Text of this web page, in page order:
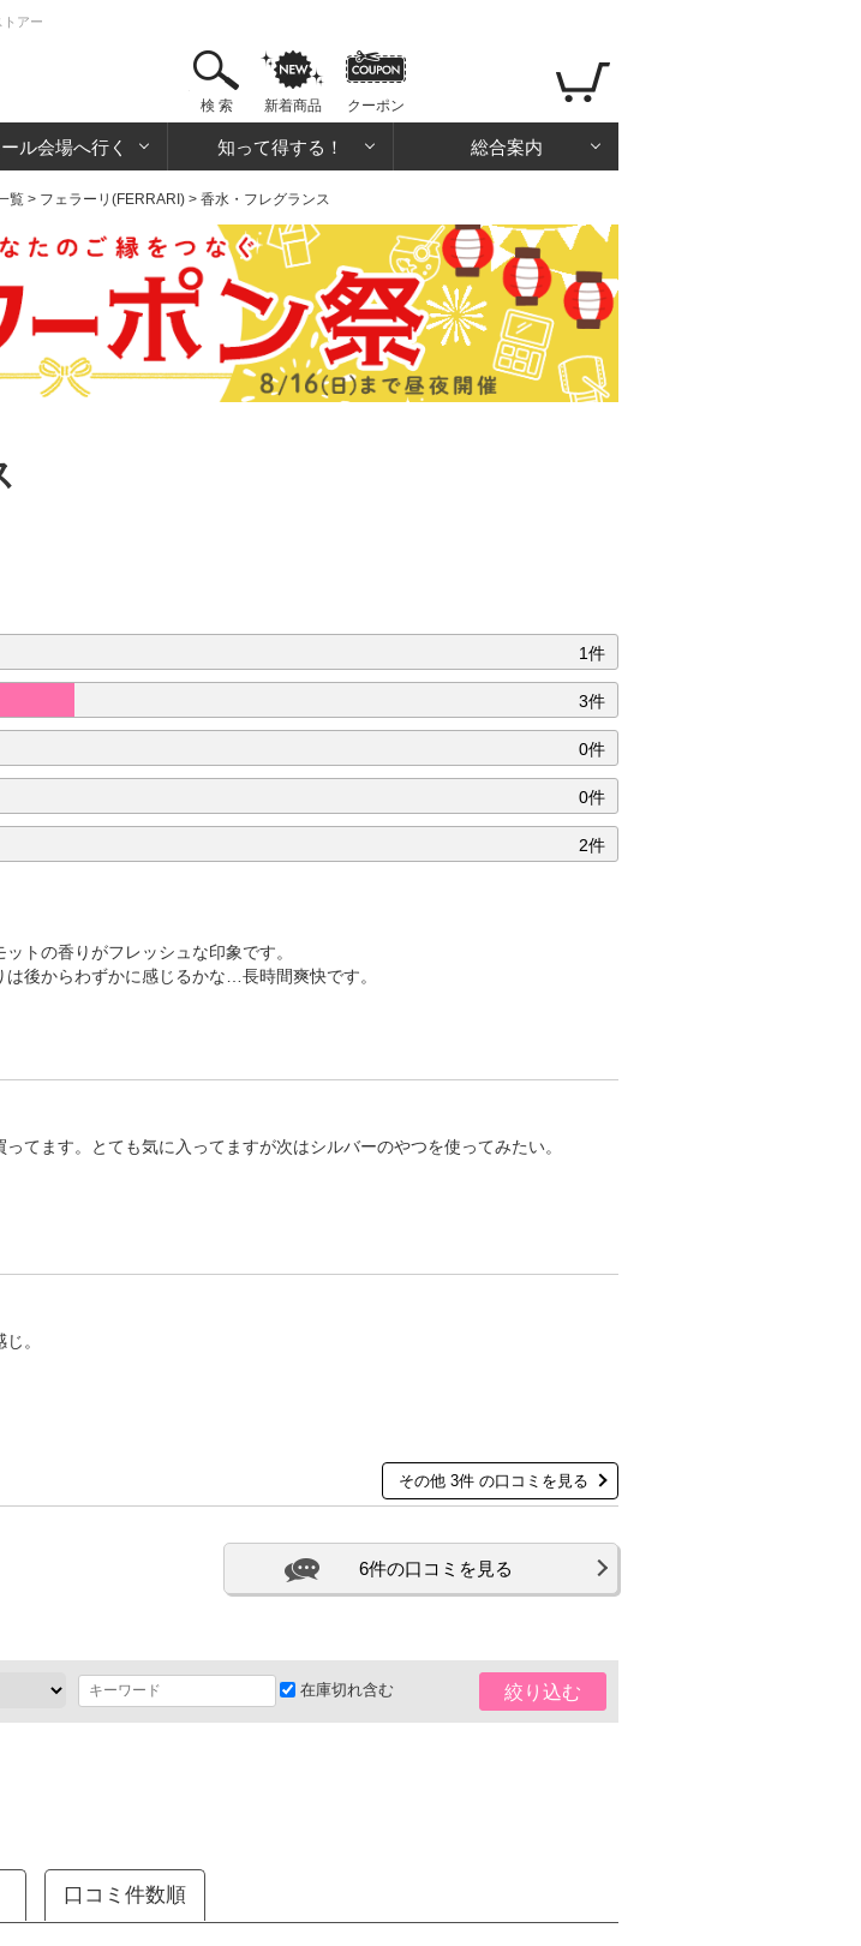
アー
検 索 新着商品 クーポン
ル会場へ行く 知って得する！ 総合案内
覧 > フェラーリ(FERRARI) > 香水・フレグランス
1件
3件
0件
0件
2件
ットの香りがフレッシュな印象です。
は後からわずかに感じるかな…長時間爽快です。
ってます。とても気に入ってますが次はシルバーのやつを使ってみたい。
。
その他 3件 の口コミを見る
6件の口コミを見る
在庫切れ含む 絞り込む
口コミ件数順